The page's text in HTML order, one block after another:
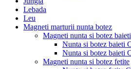
Lebada
Leu
Magneti marturii nunta botez
Magneti nunta si botez baieti
Nunta si botez baieti
Nunta si botez baieti
Magneti nunta si botez fetite